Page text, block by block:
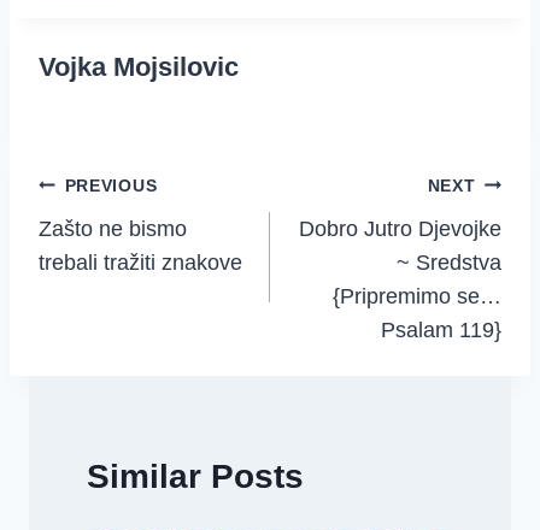
Vojka Mojsilovic
Post
navigation
PREVIOUS
Zašto ne bismo
trebali tražiti znakove
NEXT
Dobro Jutro Djevojke
~ Sredstva
{Pripremimo se…
Psalam 119}
Similar Posts